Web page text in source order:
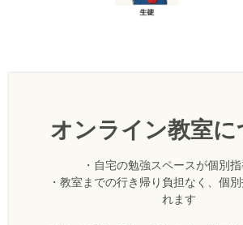
オンライン教室に
・自宅の勉強スペースが個別
・教室までの行き帰り負担なく、個
れます